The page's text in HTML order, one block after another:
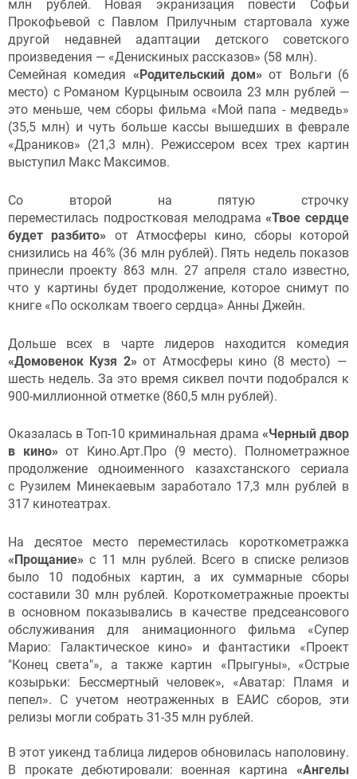
млн рублей. Новая экранизация повести Софьи
Прокофьевой с Павлом Прилучным стартовала хуже
другой недавней адаптации детского советского
произведения — «Денискиных рассказов» (58 млн).
Семейная комедия «Родительский дом» от Вольги (6
место) с Романом Курцыным освоила 23 млн рублей —
это меньше, чем сборы фильма «Мой папа - медведь»
(35,5 млн) и чуть больше кассы вышедших в феврале
«Драников» (21,3 млн). Режиссером всех трех картин
выступил Макс Максимов.
Со второй на пятую строчку
переместилась подростковая мелодрама«Твое сердце
будет разбито» от Атмосферы кино, сборы которой
снизились на 46% (36 млн рублей). Пять недель показов
принесли проекту 863 млн. 27 апреля стало известно,
что у картины будет продолжение, которое снимут по
книге «По осколкам твоего сердца» Анны Джейн.
Дольше всех в чарте лидеров находится комедия
«Домовенок Кузя 2»от Атмосферы кино (8 место) —
шесть недель. За это время сиквел почти подобрался к
900-миллионной отметке (860,5 млн рублей).
Оказалась в Топ-10 криминальная драма «Черный двор
в кино» от Кино.Арт.Про (9 место). Полнометражное
продолжение одноименного казахстанского сериала
с Рузилем Минекаевым заработало 17,3 млн рублей в
317 кинотеатрах.
На десятое место переместилась короткометражка
«Прощание» с 11 млн рублей. Всего в списке релизов
было 10 подобных картин, а их суммарные сборы
составили 30 млн рублей. Короткометражные проекты
в основном показывались в качестве предсеансового
обслуживания для анимационного фильма «Супер
Марио: Галактическое кино» и фантастики «Проект
"Конец света"», а также картин «Прыгуны», «Острые
козырьки: Бессмертный человек», «Аватар: Пламя и
пепел». С учетом неотраженных в ЕАИС сборов, эти
релизы могли собрать 31-35 млн рублей.
В этот уикенд таблица лидеров обновилась наполовину.
В прокате дебютировали: военная картина «Ангелы